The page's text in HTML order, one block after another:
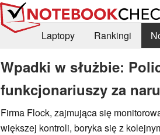
Laptopy
Rankingi
Wpadki w służbie:
funkcjonariuszy za
Firma Flock, zajmująca się
większej kontroli, boryka się z